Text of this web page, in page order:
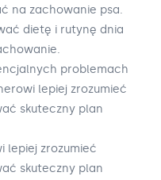
na zachowanie psa.
dietę i rutynę dnia
problemach
lepiej zrozumieć
skuteczny plan
lepiej zrozumieć
skuteczny plan